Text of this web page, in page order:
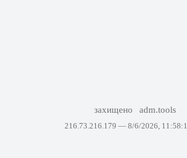
захищено adm.tools
216.73.216.179 — 8/6/2026,